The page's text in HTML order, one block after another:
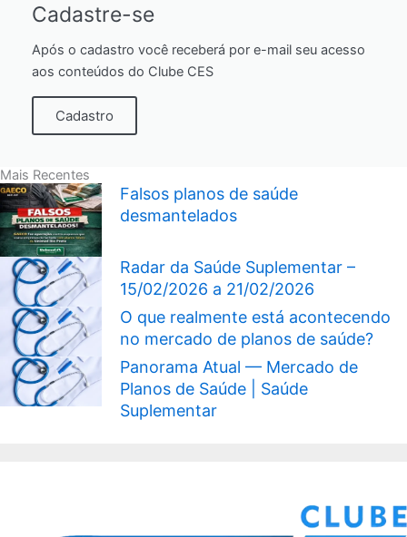
Cadastre-se
Após o cadastro você receberá por e-mail seu acesso
aos conteúdos do Clube CES
Cadastro
Mais Recentes
Falsos planos de saúde
desmantelados
Radar da Saúde Suplementar –
15/02/2026 a 21/02/2026
O que realmente está acontecendo
no mercado de planos de saúde?
Panorama Atual — Mercado de
Planos de Saúde | Saúde
Suplementar